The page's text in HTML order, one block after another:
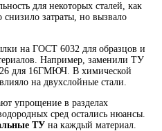
для некоторых сталей, как
затраты, но вызвало
на ГОСТ 6032 для образцов и
Например, заменили ТУ
для 16ГМЮЧ. В химической
на двухслойные стали.
упрощение в разделах
сред остались нюансы.
ТУ на каждый материал.